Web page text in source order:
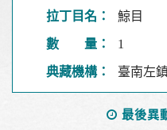
拉丁目名： 鯨目
數 量： 1
典藏機構： 臺南左
最後異